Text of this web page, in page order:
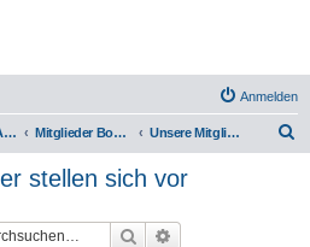
Anmelden
Kfz Forum - Auto, Motorrad und LKW Mitglieder Board Unsere Mitglieder/User stellen sich vor
stellen sich vor
Suche